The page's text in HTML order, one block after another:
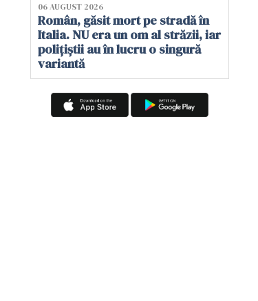
06 AUGUST 2026
Român, găsit mort pe stradă în
Italia. NU era un om al străzii, iar
polițiștii au în lucru o singură
variantă